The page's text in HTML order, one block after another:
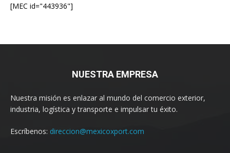
[MEC id="443936"]
NUESTRA EMPRESA
Nuestra misión es enlazar al mundo del comercio exterior,
industria, logística y transporte e impulsar tu éxito.
Escríbenos: direccion@mexicoxport.com